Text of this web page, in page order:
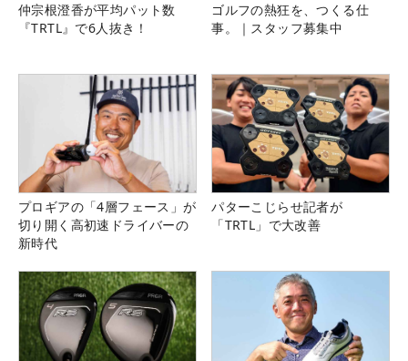
仲宗根澄香が平均パット数
『TRTL』で6人抜き！
ゴルフの熱狂を、つくる仕
事。｜スタッフ募集中
プロギアの「4層フェース」が
切り開く高初速ドライバーの
新時代
パターこじらせ記者が
「TRTL」で大改善